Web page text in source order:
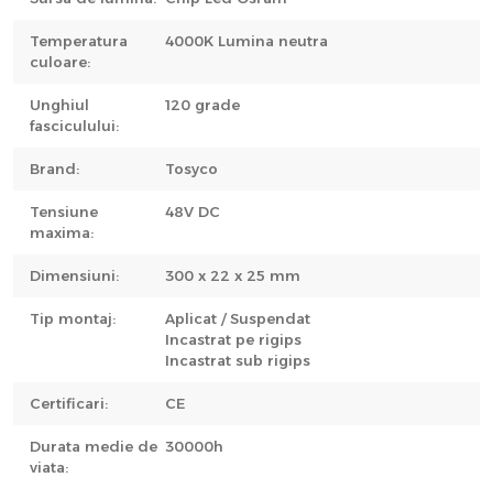
Temperatura
culoare:
4000K Lumina neutra
Unghiul
fasciculului:
120 grade
Brand: Tosyco
Tensiune
maxima:
48V DC
Dimensiuni: 300 x 22 x 25 mm
Tip montaj:
Aplicat / Suspendat
Incastrat pe rigips
Incastrat sub rigips
Certificari: CE
Durata medie de
viata:
30000h